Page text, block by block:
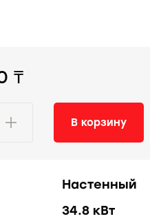
₸
В корзину
Настенный
34.8 кВт